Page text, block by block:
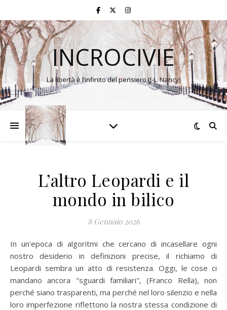
INCROCIVIE
La libertà è l’infinito del pensiero (J-L. Nancy)
L’altro Leopardi e il
mondo in bilico
8 Gennaio 2026
In un'epoca di algoritmi che cercano di incasellare ogni
nostro desiderio in definizioni precise, il richiamo di
Leopardi sembra un atto di resistenza. Oggi, le cose ci
mandano ancora "sguardi familiari", (Franco Rella), non
perché siano trasparenti, ma perché nel loro silenzio e nella
loro imperfezione riflettono la nostra stessa condizione di